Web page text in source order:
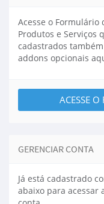
Acesse o Formulário
Produtos e Serviços
cadastrados
addons opcionais
ACESSE
GERENCIAR CONTA
Já está cadastrado
abaixo para acessar